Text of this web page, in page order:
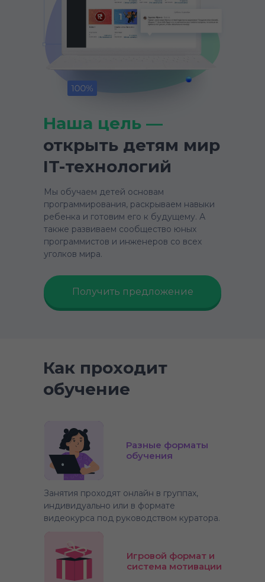
Наша цель —
Мы обучаем детей основам
программирования, раскрываем навыки
ребенка и готовим его к будущему. А
также развиваем сообщество юных
программистов и инженеров со всех
уголков мира.
открыть детям мир
IT-технологий
Получить предложение
Как проходит
обучение
Игровой формат и
система мотивации
Разные форматы
обучения
Занятия проходят онлайн в группах,
индивидуально или в формате
видеокурса под руководством куратора.